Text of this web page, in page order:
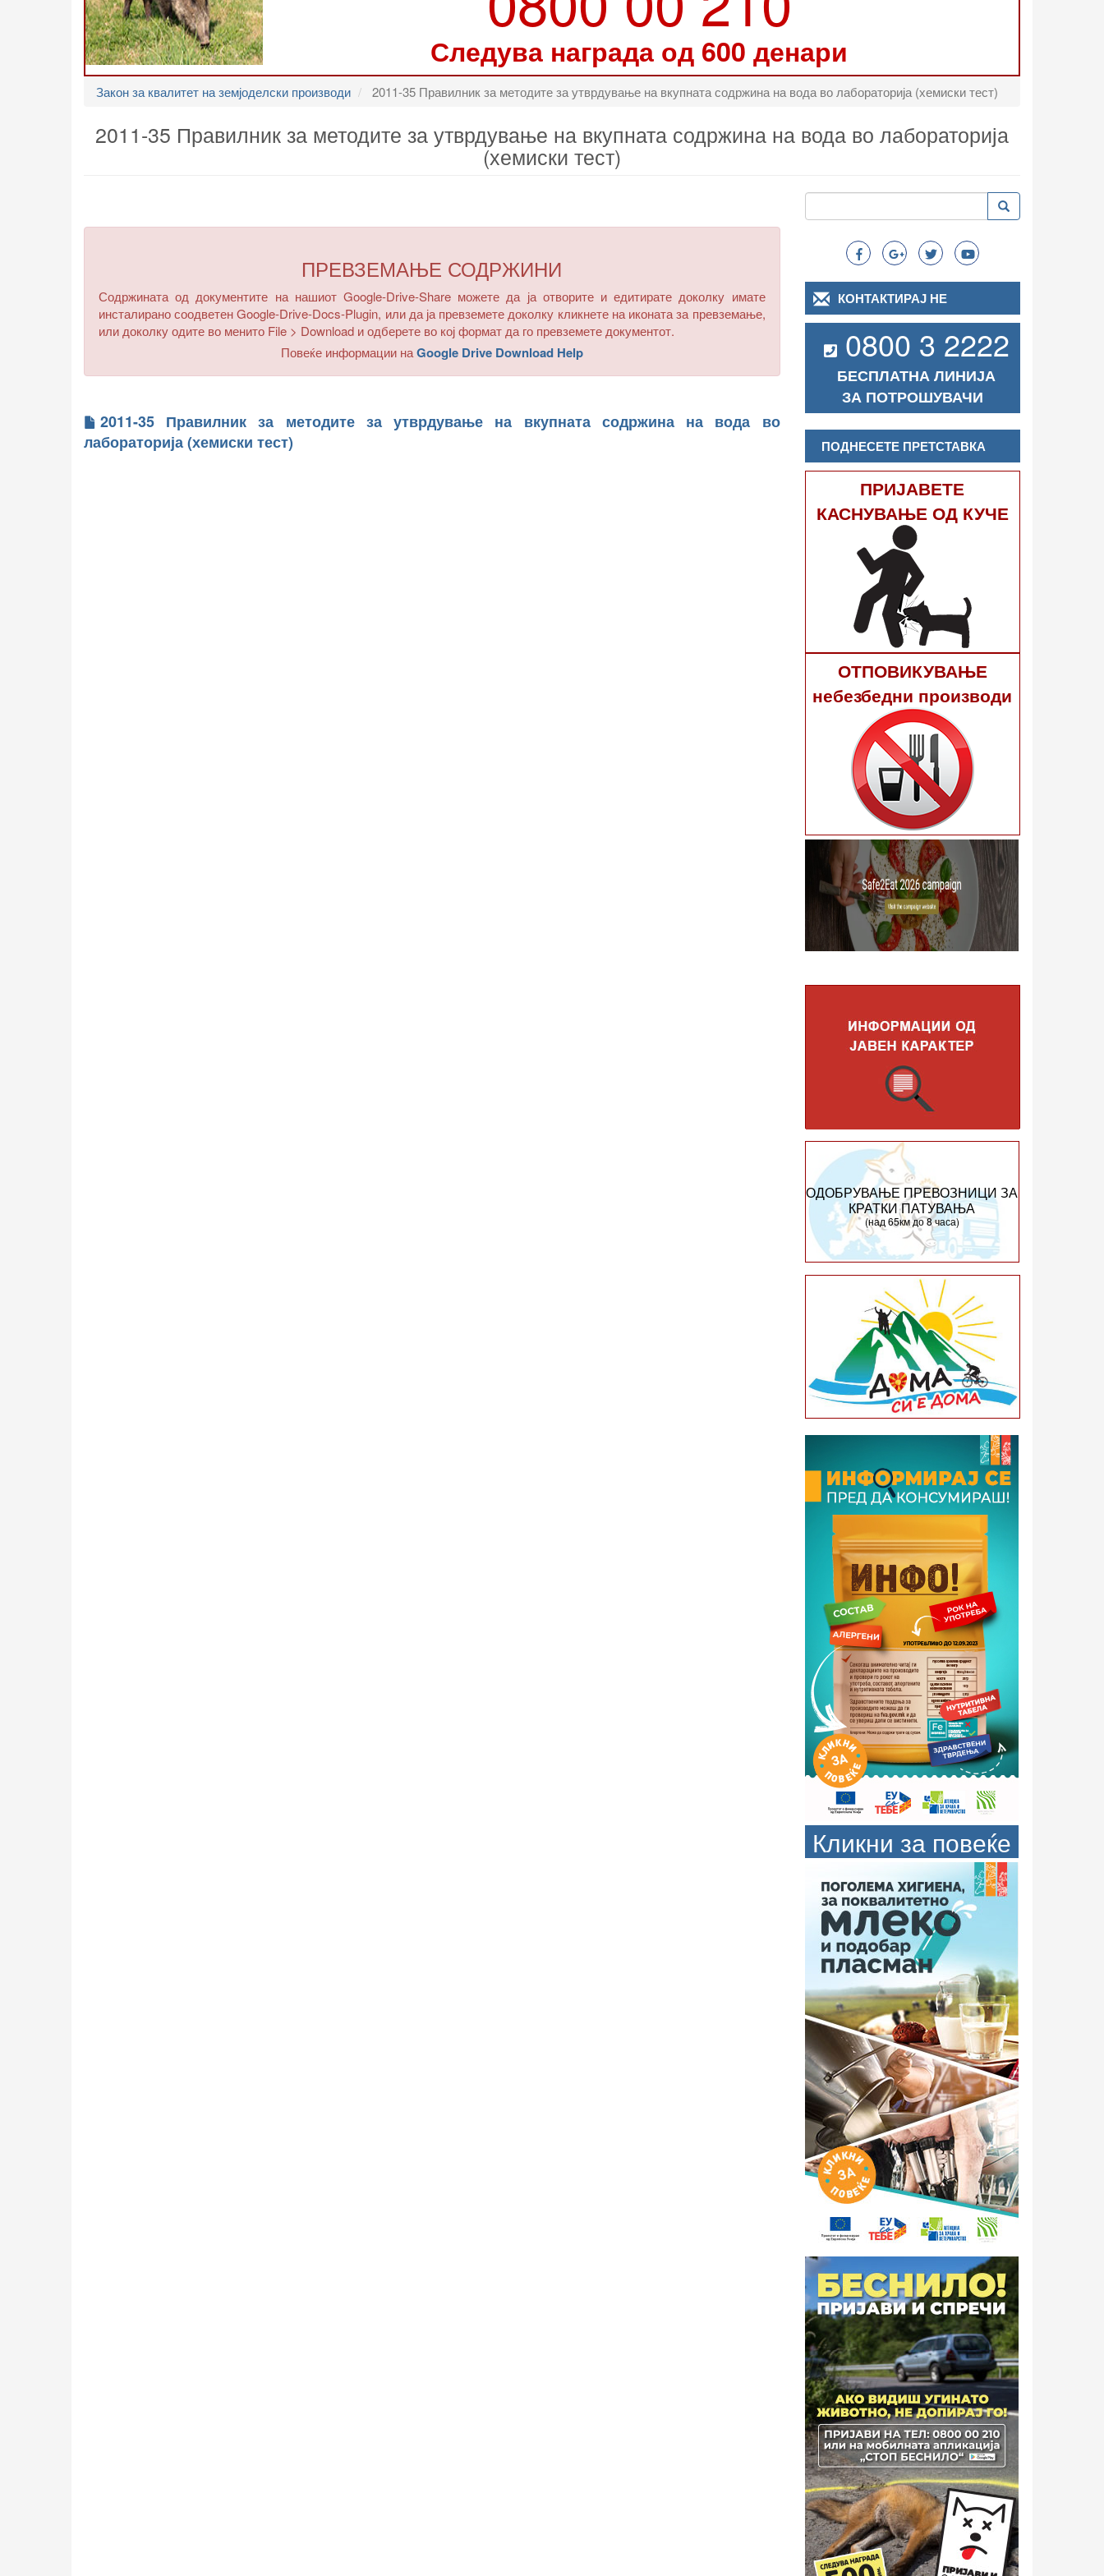
Следува награда од 600 денари
Закон за квалитет на земјоделски производи 2011-35 Правилник за методите за утврдување на вкупната содржина на вода во лабораторија (хемиски тест)
2011-35 Правилник за методите за утврдување на вкупната содржина на вода во лабораторија
(хемиски тест)
ПРЕВЗЕМАЊЕ СОДРЖИНИ
Содржината од документите на нашиот Google-Drive-Share можете да ја отворите и едитирате доколку имате
инсталирано соодветен Google-Drive-Docs-Plugin, или да ја превземете доколку кликнете на иконата за превземање,
или доколку одите во менито File > Downloadи одберете во кој формат да го превземете документот.
Повеќе информации наGoogle Drive Download Help
2011-35 Правилник за методите за утврдување на вкупната содржина на вода во
лабораторија (хемиски тест)
Search
Пребарување Пребарување
КОНТАКТИРАЈ НЕ
0800 3 2222
БЕСПЛАТНА ЛИНИЈА
ЗА ПОТРОШУВАЧИ
ПОДНЕСЕТЕ ПРЕТСТАВКА
ПРИЈАВЕТЕ
КАСНУВАЊЕ ОД КУЧЕ
ОТПОВИКУВАЊЕ
небезбедни производи
ОДОБРУВАЊЕ ПРЕВОЗНИЦИ ЗА
КРАТКИ ПАТУВАЊА
(над 65км до 8 часа)
Кликни за повеќе